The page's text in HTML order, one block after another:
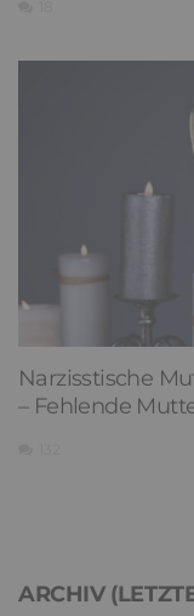
Narzisstische
– Fehlende
ARCHIV